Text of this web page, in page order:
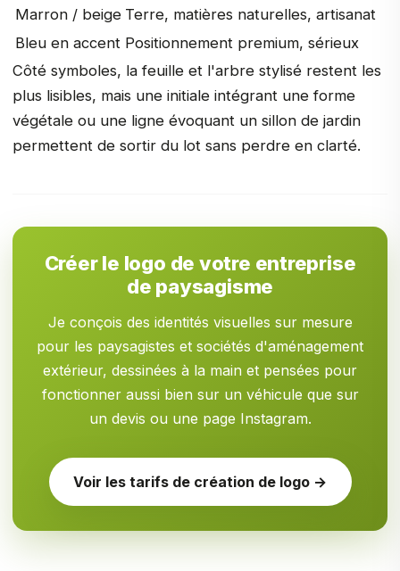
Marron / beige Terre, matières naturelles, artisanat
Bleu en accent Positionnement premium, sérieux
Côté symboles, la feuille et l'arbre stylisé restent les
plus lisibles, mais une initiale intégrant une forme
végétale ou une ligne évoquant un sillon de jardin
permettent de sortir du lot sans perdre en clarté.
Créer le logo de votre entreprise
de paysagisme
Je conçois des identités visuelles sur mesure
pour les paysagistes et sociétés d'aménagement
extérieur, dessinées à la main et pensées pour
fonctionner aussi bien sur un véhicule que sur
un devis ou une page Instagram.
Voir les tarifs de création de logo →